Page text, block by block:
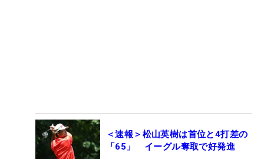
＜速報＞松山英樹は首位と4打差の
「65」 イーグル奪取で好発進